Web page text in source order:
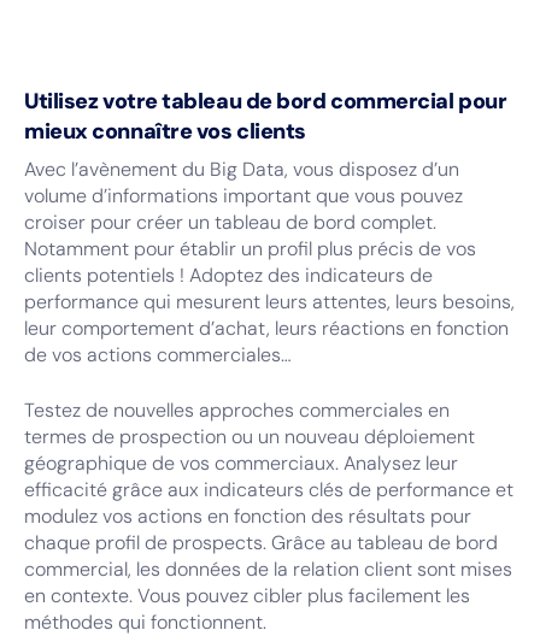
Utilisez votre tableau de bord commercial pour
mieux connaître vos clients
Avec l’avènement du Big Data, vous disposez d’un
volume d’informations important que vous pouvez
croiser pour créer un tableau de bord complet.
Notamment pour établir un profil plus précis de vos
clients potentiels ! Adoptez des indicateurs de
performance qui mesurent leurs attentes, leurs besoins,
leur comportement d’achat, leurs réactions en fonction
de vos actions commerciales…
Testez de nouvelles approches commerciales en
termes de prospection ou un nouveau déploiement
géographique de vos commerciaux. Analysez leur
efficacité grâce aux indicateurs clés de performance et
modulez vos actions en fonction des résultats pour
chaque profil de prospects. Grâce au tableau de bord
commercial, les données de la relation client sont mises
en contexte. Vous pouvez cibler plus facilement les
méthodes qui fonctionnent.